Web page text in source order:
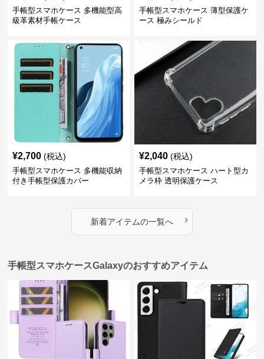
手帳型スマホケース 多機能型高
級革素材手帳ケース
手帳型スマホケース 薄型保護ケ
ース 極みシールド
¥2,700 (税込)
手帳型スマホケース 多機能収納
付き手帳型保護カバー
¥2,040 (税込)
手帳型スマホケース ハート型カ
メラ枠 透明保護ケース
新着アイテムの一覧へ ›
手帳型スマホケースGalaxyのおすすめアイテム